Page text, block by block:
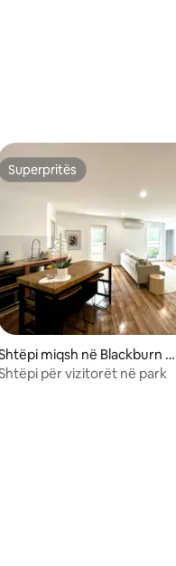
4,94 nga 5, 33 vlerësime
Superpritës
Superpritës
miqsh në Blackburn S
për vizitorët në park